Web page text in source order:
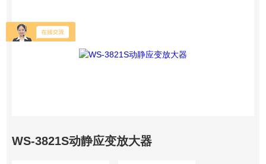
WS-3821S动静应变放大器